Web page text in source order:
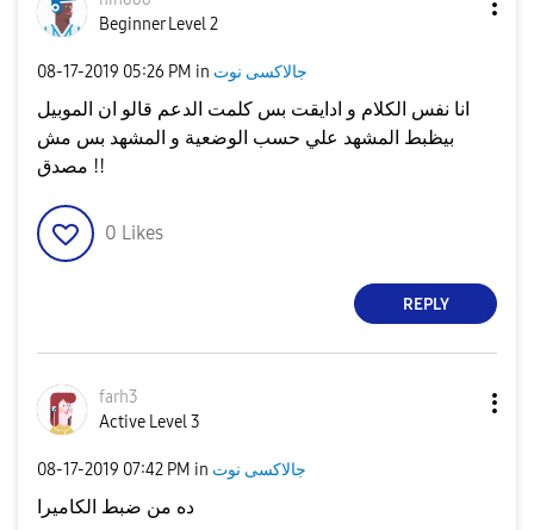
Beginner Level 2
‎08-17-2019 05:26 PM in جالاكسى نوت
انا نفس الكلام و ادايقت بس كلمت الدعم قالو ان الموبيل
بيظبط المشهد علي حسب الوضعية و المشهد بس مش
مصدق !!
0 Likes
REPLY
farh3
Active Level 3
‎08-17-2019 07:42 PM in جالاكسى نوت
ده من ضبط الكاميرا